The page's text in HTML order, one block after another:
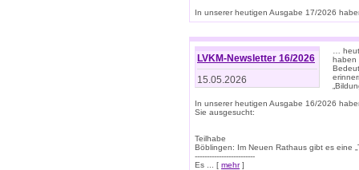
In unserer heutigen Ausgabe 17/2026
LVKM-Newsletter 16/2026
15.05.2026
…
haben
In unserer heutigen Ausgabe 16/2026
Sie ausgesucht:
Teilhabe
Böblingen: Im Neuen Rathaus gibt es eine
-------------------------
Es ... [ mehr]